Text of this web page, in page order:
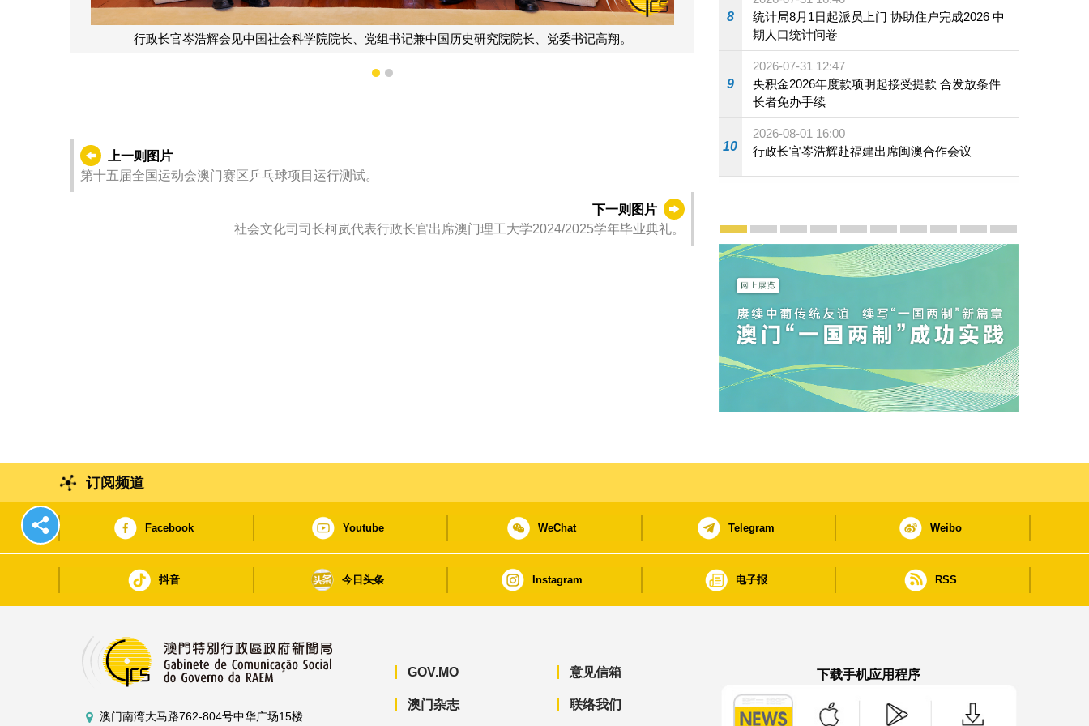
会科学院院长、党组书记兼中国历史研究院院长、党委书记高翔。 行政长官岑浩辉与中国社会科学院院长、党组书记兼中国历史研究院院长、党委书记高翔一行合影。
1 2
上一则图片
第十五届全国运动会澳门赛区乒乓球项目运行测试。
下一则图片
社会文化司司长柯岚代表行政长官出席澳门理工大学2024/2025学年毕业典礼。
8
统计局8月1日起派员上门 协助住户完成2026 中
期人口统计问卷
9
2026-07-31 12:47
央积金2026年度款项明起接受提款 合发放条件
长者免办手续
10
2026-08-01 16:00
行政长官岑浩辉赴福建出席闽澳合作会议
宣传及推广
赓续中葡传统友谊 续写“一国两制”新篇章 — 澳门“一国
澳门名片集
行政长官岑浩辉11月18日发表2026年施政报
施政特写澳门特别行政区经济和社会发展第
横琴粤澳深度合作区专题网站
施政小讲堂
走进澳门澳门相簿2020
《澳门微视
订阅频道
Facebook Youtube WeChat Telegram Weibo
抖音 今日头条 Instagram 电子报 RSS
澳门南湾大马路762-804号中华广场15楼
GOV.MO
澳门杂志
意见信箱
联络我们
下载手机应用程序